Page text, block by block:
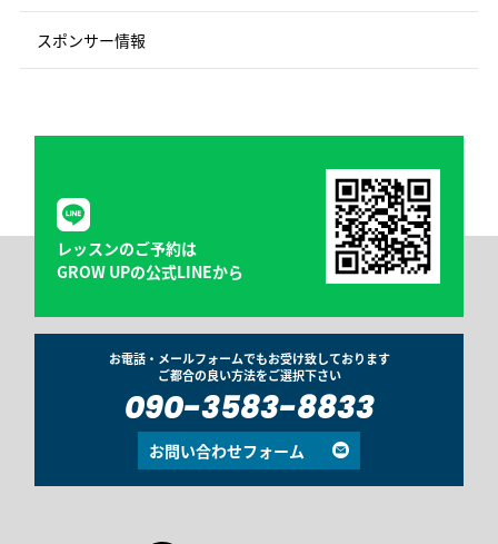
スポンサー情報
レッスンのご予約は
GROW UPの公式LINEから
お電話・メールフォームでもお受け致しております
ご都合の良い方法をご選択下さい
090-3583-8833
お問い合わせフォーム